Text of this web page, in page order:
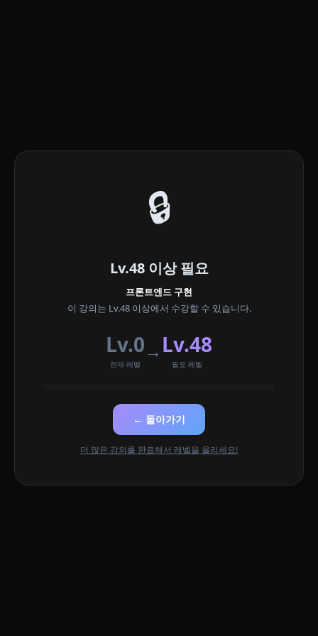
🔒
Lv.48 이상 필요
프론트엔드 구현
이 강의는 Lv.48 이상에서 수강할 수 있습니다.
Lv.0
현재 레벨
→ Lv.48
필요 레벨
← 돌아가기
더 많은 강의를 완료해서 레벨을 올리세요!